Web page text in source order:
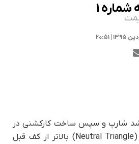
شماره ۱
شارپ و سپس ساخت کارکشنی در
قالب یک مثلث خنثی (Neutral Triangle) بالاتر از کف قبل